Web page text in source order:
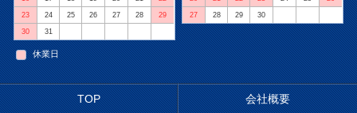
23 24 25 26 27 28 29
30 31
27 28 29 30
休業日
TOP 会社概要